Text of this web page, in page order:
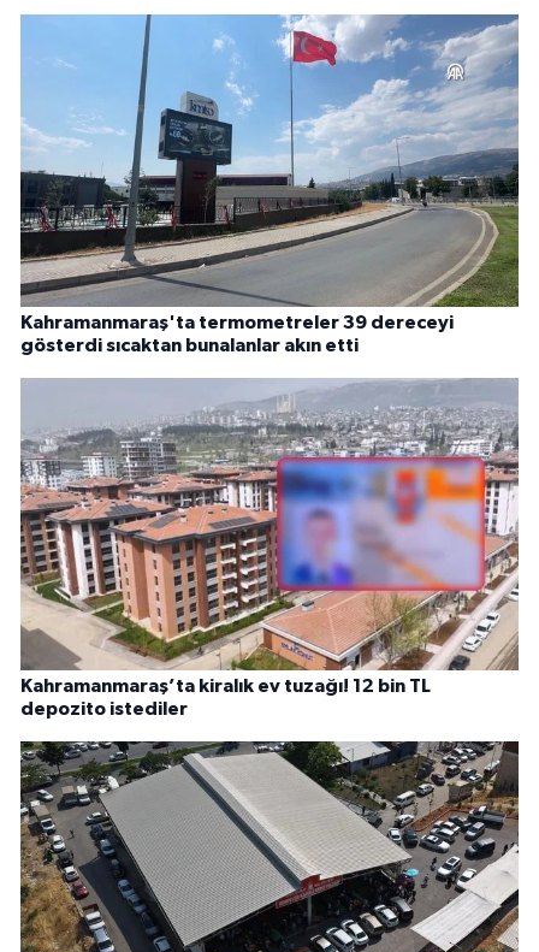
Kahramanmaraş'ta termometreler 39 dereceyi
gösterdi sıcaktan bunalanlar akın etti
Kahramanmaraş’ta kiralık ev tuzağı! 12 bin TL
depozito istediler